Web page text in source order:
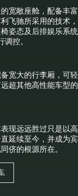
宽敞座舱，配备丰富
飞驰所采用的技术，
姿态及后排娱乐系统
调控。
宽大的行李厢，可轻
超其他高性能车型的
现远远胜过只是以高
延续至今，并成为宾
侪的根源所在。